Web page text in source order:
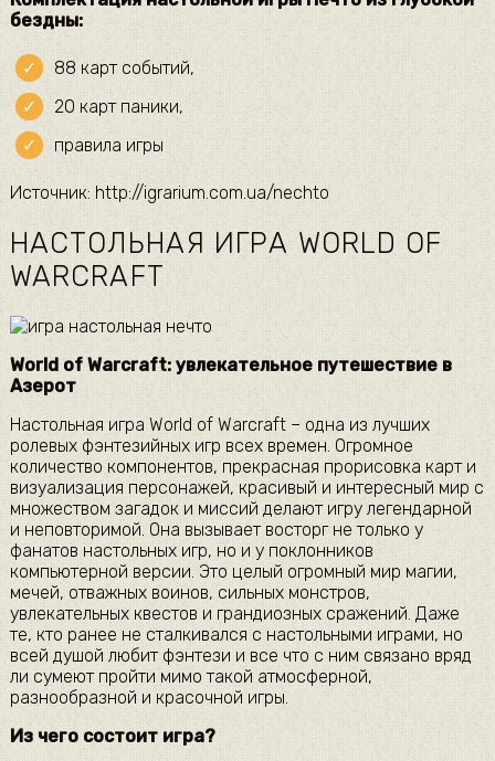
бездны:
88 карт событий,
20 карт паники,
правила игры
Источник: http://igrarium.com.ua/nechto
НАСТОЛЬНАЯ ИГРА WORLD OF
WARCRAFT
World of Warcraft: увлекательное путешествие в
Азерот
Настольная игра World of Warcraft – одна из лучших
ролевых фэнтезийных игр всех времен. Огромное
количество компонентов, прекрасная прорисовка карт и
визуализация персонажей, красивый и интересный мир с
множеством загадок и миссий делают игру легендарной
и неповторимой. Она вызывает восторг не только у
фанатов настольных игр, но и у поклонников
компьютерной версии. Это целый огромный мир магии,
мечей, отважных воинов, сильных монстров,
увлекательных квестов и грандиозных сражений. Даже
те, кто ранее не сталкивался с настольными играми, но
всей душой любит фэнтези и все что с ним связано вряд
ли сумеют пройти мимо такой атмосферной,
разнообразной и красочной игры.
Из чего состоит игра?